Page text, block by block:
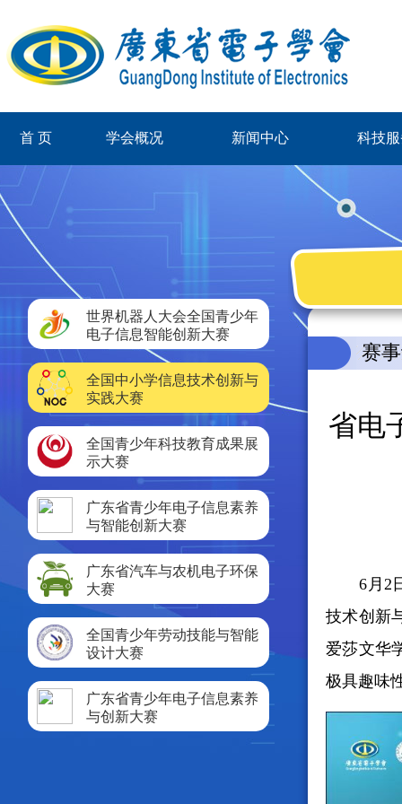
首 页 学会概况 新闻中心 科技
世界机器人大会全国青少年
电子信息智能创新大赛
全国中小学信息技术创新与
实践大赛
全国青少年科技教育成果展
示大赛
广东省青少年电子信息素养
与智能创新大赛
广东省汽车与农机电子环保
大赛
全国青少年劳动技能与智能
设计大赛
广东省青少年电子信息素养
与创新大赛
赛
省电
6月2
技术创新
爱莎文华
极具趣味